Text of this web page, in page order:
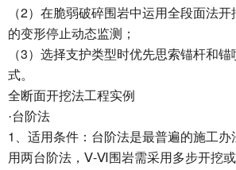
（2）在脆弱破碎围岩中运用全段面法
的变形停止动态监测；
（3）选择支护类型时优先思索锚杆和
式。
全断面开挖法工程实例
·台阶法
1 、适用条件：台阶法是最普遍的施工办
用两台阶法，Ⅴ-Ⅵ围岩需采用多步开挖